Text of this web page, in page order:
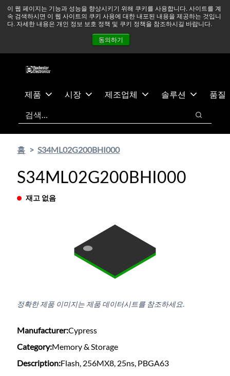
이 웹 페이지는 기능과 성능을 향상시키기 위해 쿠키를 사용합니다. 사이트를 계
속 검색하시면 이 웹 사이트의 쿠키 사용에 대한 내포된 내용을 제공하는 것입니
다. 자세한 내용은 개인 정보 보호 정책 및 쿠키 정책을 참조하시길 바랍니다.
동의하기
츠
건
중동 지역 상황을 지속적으로 주시하고 있으며, 모든 서비스는
정상적으로 운영되고 있습니다. 더 읽어보기 →
뉴스
문의하기
제품 시장 제조업체 솔루션
품질
검색
검색
홈 S34ML02G200BHI000
S34ML02G200BHI000
재고 없음
정확한 제품 이미지는 제품 데이터시트를 참조하세요.
Manufacturer:Cypress
Category:Memory & Storage
Description:Flash, 256MX8, 25ns, PBGA63